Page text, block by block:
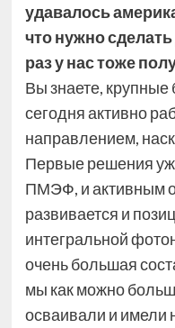
удавалось
что нужно
раз у нас тоже
Вы знаете, крупные
сегодня активно
направлением,
Первые решения
ПМЭФ, и активным
развивается и
интегральной
очень большая
мы как можно
осваивали и имели